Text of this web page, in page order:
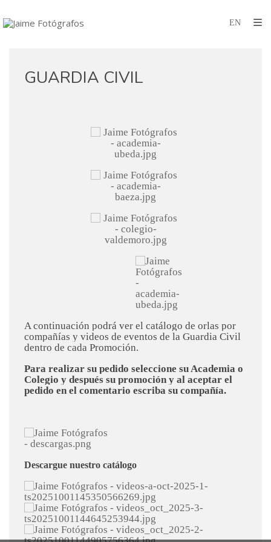
GUARDIA CIVIL
A continuación podrá ver el catálogo de orlas por
compañías y videos de eventos de la Guardia Civil
dentro de cada Promoción.
Para realizar su pedido seleccione su Academia o
Colegio y después su promoción y al aceptar el
pedido en el comentario escriba su compañía.
Descargue nuestro catálogo